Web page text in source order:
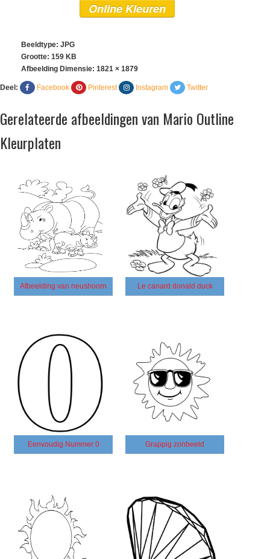
Online Kleuren
Beeldtype: JPG
Grootte: 159 KB
Afbeelding Dimensie: 1821 × 1879
Deel: Facebook Pinterest Instagram Twitter
Gerelateerde afbeeldingen van Mario Outline
Kleurplaten
Afbeelding van neushoorn Le canard donald duck
Eenvoudig Nummer 0 Grappig zonbeeld